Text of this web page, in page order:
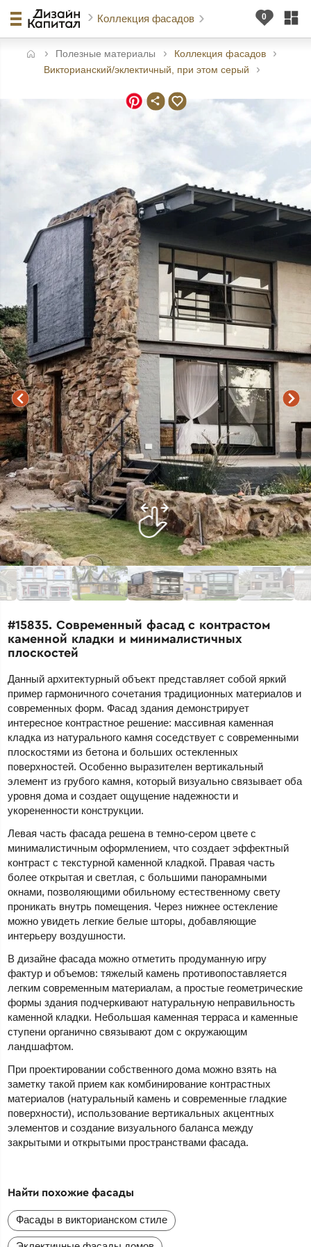
Коллекция фасадов
Полезные материалы
Коллекция фасадов
Викторианский/эклектичный, при этом серый
#15835. Современный фасад с контрастом
каменной кладки и минималистичных
плоскостей
Данный архитектурный объект представляет собой яркий
пример гармоничного сочетания традиционных материалов и
современных форм. Фасад здания демонстрирует
интересное контрастное решение: массивная каменная
кладка из натурального камня соседствует с современными
плоскостями из бетона и больших остекленных
поверхностей. Особенно выразителен вертикальный
элемент из грубого камня, который визуально связывает оба
уровня дома и создает ощущение надежности и
укорененности конструкции.
Левая часть фасада решена в темно-сером цвете с
минималистичным оформлением, что создает эффектный
контраст с текстурной каменной кладкой. Правая часть
более открытая и светлая, с большими панорамными
окнами, позволяющими обильному естественному свету
проникать внутрь помещения. Через нижнее остекление
можно увидеть легкие белые шторы, добавляющие
интерьеру воздушности.
В дизайне фасада можно отметить продуманную игру
фактур и объемов: тяжелый камень противопоставляется
легким современным материалам, а простые геометрические
формы здания подчеркивают натуральную неправильность
каменной кладки. Небольшая каменная терраса и каменные
ступени органично связывают дом с окружающим
ландшафтом.
При проектировании собственного дома можно взять на
заметку такой прием как комбинирование контрастных
материалов (натуральный камень и современные гладкие
поверхности), использование вертикальных акцентных
элементов и создание визуального баланса между
закрытыми и открытыми пространствами фасада.
Найти похожие фасады
Фасады в викторианском стиле